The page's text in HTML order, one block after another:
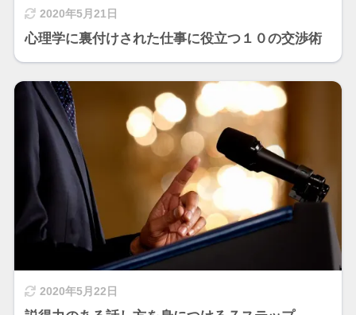
2020年5月21日
心理学に裏付けされた仕事に役立つ１０の交渉術
2020年5月22日